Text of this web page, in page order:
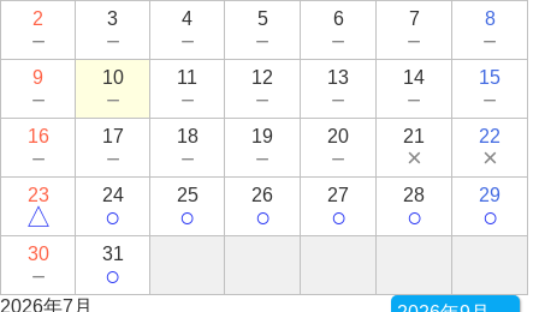
2
－
3
－
4
－
5
－
6
－
7
－
8
－
9
－
10
－
11
－
12
－
13
－
14
－
15
－
16
－
17
－
18
－
19
－
20
－
21
×
22
×
23
△
24
○
25
○
26
○
27
○
28
○
29
○
30
－
31
○
2026年7月